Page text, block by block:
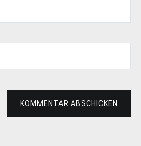
KOMMENTAR ABSCHICKEN